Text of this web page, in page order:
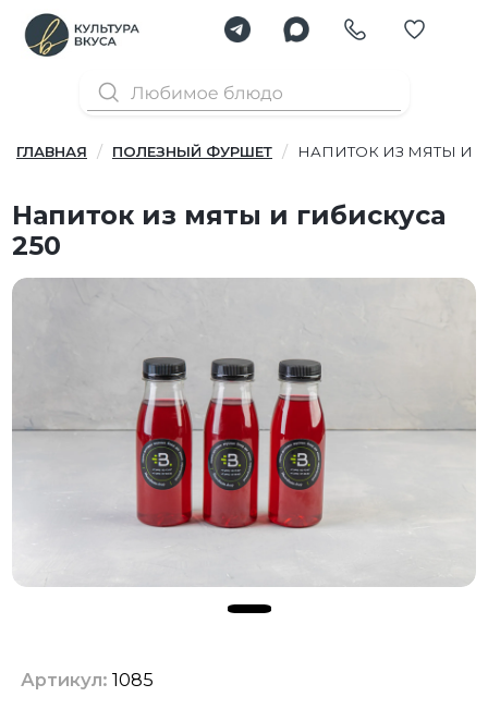
ГЛАВНАЯ ПОЛЕЗНЫЙ ФУРШЕТ НАПИТОК ИЗ МЯТЫ И
Напиток из мяты и гибискуса
250
Артикул: 1085